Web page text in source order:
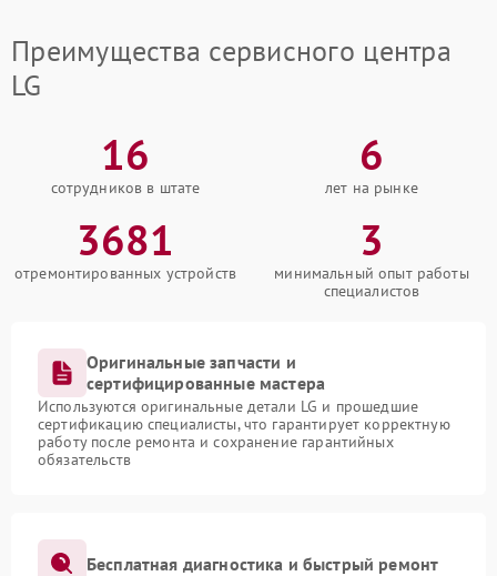
Преимущества сервисного центра
LG
16
сотрудников в штате
6
лет на рынке
3681
отремонтированных устройств
3
минимальный опыт работы
специалистов
Оригинальные запчасти и
сертифицированные мастера
Используются оригинальные детали LG и прошедшие
сертификацию специалисты, что гарантирует корректную
работу после ремонта и сохранение гарантийных
обязательств
Бесплатная диагностика и быстрый ремонт